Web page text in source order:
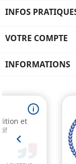
INFOS
VOTRE COMPTE
INFORMATIONS